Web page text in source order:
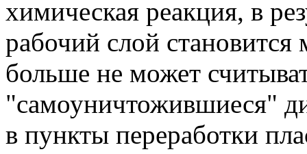
химическая реакция, в
рабочий слой
больше не может
"самоуничтожившиеся"
в пункты переработки